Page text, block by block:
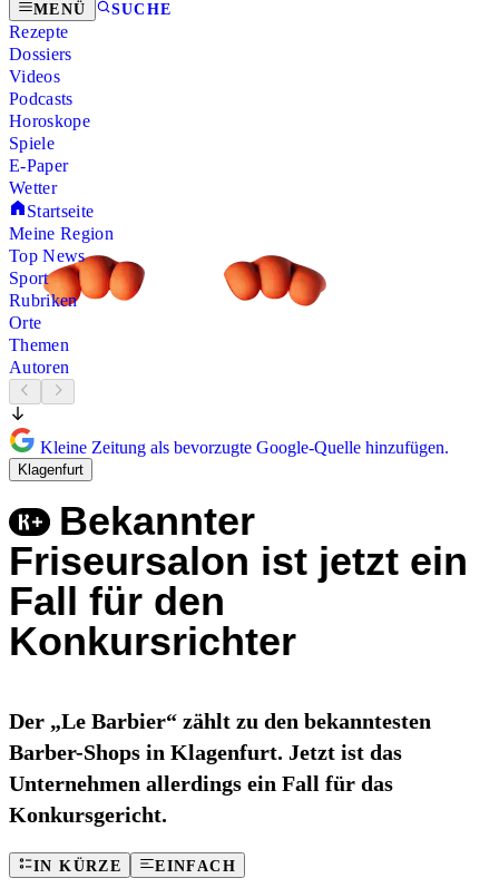
MENÜ SUCHE
Rezepte
Dossiers
Videos
Podcasts
Horoskope
Spiele
E-Paper
Wetter
Startseite
Meine Region
Top News
Sport
Rubriken
Orte
Themen
Autoren
Kleine Zeitung als bevorzugte Google-Quelle hinzufügen.
Klagenfurt
Bekannter
Friseursalon ist jetzt ein
Fall für den
Konkursrichter
Der „Le Barbier“ zählt zu den bekanntesten
Barber-Shops in Klagenfurt. Jetzt ist das
Unternehmen allerdings ein Fall für das
Konkursgericht.
IN KÜRZE EINFACH